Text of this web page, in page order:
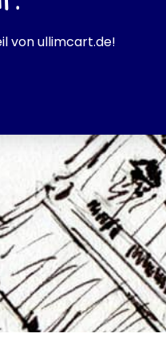
von ullimcart.de!